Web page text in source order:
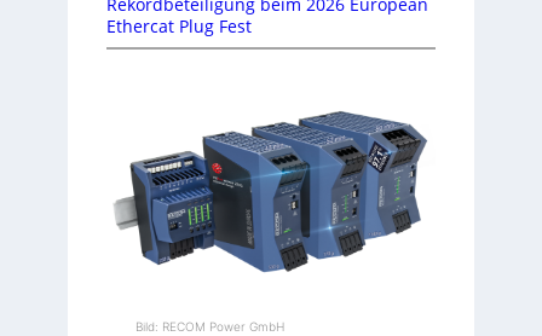
Rekordbeteiligung beim 2026 European
Ethercat Plug Fest
Bild: RECOM Power GmbH